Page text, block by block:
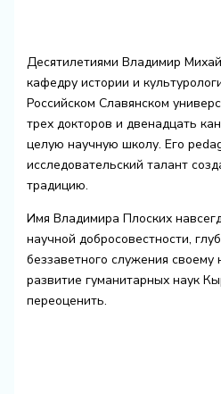
Десятилетиями Владимир
кафедру истории и
Российском Славянском
трех докторов и двенадцать
целую научную школу. Его
исследовательский талант
традицию.
Имя Владимира Плоских
научной добросовестности,
беззаветного служения своему
развитие гуманитарных наук
переоценить.